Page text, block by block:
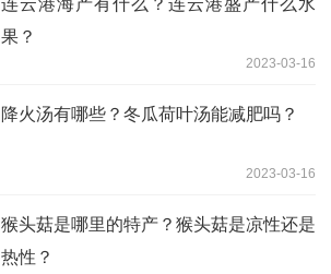
果？
2023-03-16
降火汤有哪些？冬瓜荷叶汤能减肥吗？
2023-03-16
猴头菇是哪里的特产？猴头菇是凉性还是
热性？